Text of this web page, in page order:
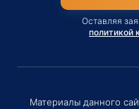
Оставляя
политикой
Материалы данного